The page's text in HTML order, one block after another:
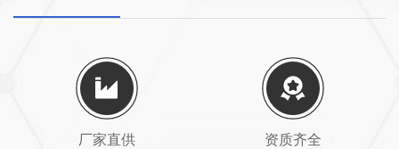
厂家直供 资质齐全